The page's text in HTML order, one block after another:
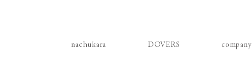
nachukara DOVERS company